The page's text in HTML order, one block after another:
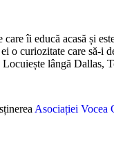
îi educă acasă și
o curiozitate care să-i
lângă Dallas,
Asociației Vocea